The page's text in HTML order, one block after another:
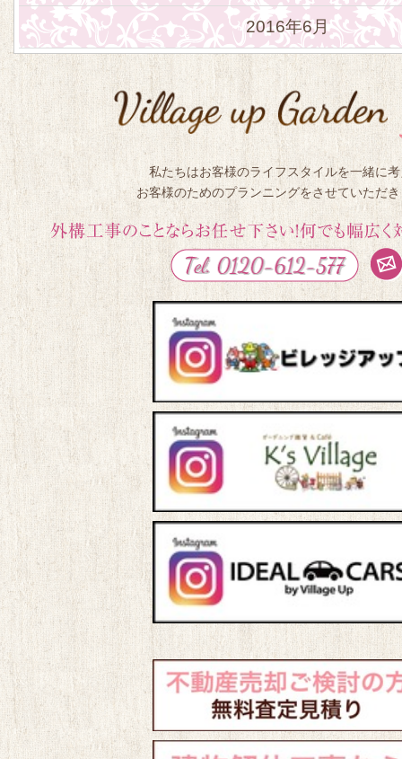
2016年6月
私たちはお客様のライフスタイルを一緒に
お客様のためのプランニングをさせていただ